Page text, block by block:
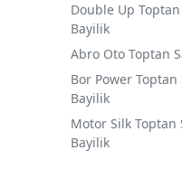
Double Up Toptan
Bayilik
Abro Oto Toptan
Bor Power Toptan
Bayilik
Motor Silk Toptan
Bayilik